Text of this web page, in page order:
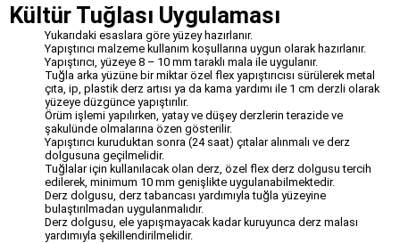
Kültür Tuğlası Uygulaması
Yukarıdaki esaslara göre yüzey hazırlanır.
Yapıştırıcı malzeme kullanım koşullarına uygun olarak hazırlanır.
Yapıştırıcı, yüzeye 8 – 10 mm taraklı mala ile uygulanır.
Tuğla arka yüzüne bir miktar özel flex yapıştırıcısı sürülerek metal
çıta, ip, plastik derz artısı ya da kama yardımı ile 1 cm derzli olarak
yüzeye düzgünce yapıştırılır.
Örüm işlemi yapılırken, yatay ve düşey derzlerin terazide ve
şakulünde olmalarına özen gösterilir.
Yapıştırıcı kuruduktan sonra (24 saat) çıtalar alınmalı ve derz
dolgusuna geçilmelidir.
Tuğlalar için kullanılacak olan derz, özel flex derz dolgusu tercih
edilerek, minimum 10 mm genişlikte uygulanabilmektedir.
Derz dolgusu, derz tabancası yardımıyla tuğla yüzeyine
bulaştırılmadan uygulanmalıdır.
Derz dolgusu, ele yapışmayacak kadar kuruyunca derz malası
yardımıyla şekillendirilmelidir.